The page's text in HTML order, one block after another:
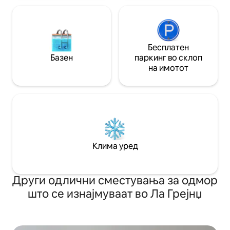
Базен
Бесплатен
паркинг во склоп
на имотот
Клима уред
Други одлични сместувања за одмор
што се изнајмуваат во Ла Грејнџ